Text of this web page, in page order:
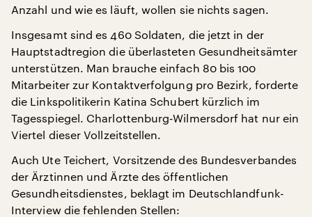
Anzahl und wie es läuft, wollen sie nichts sagen.
Insgesamt sind es 460 Soldaten, die jetzt in der
Hauptstadtregion die überlasteten Gesundheitsämter
unterstützen. Man brauche einfach 80 bis 100
Mitarbeiter zur Kontaktverfolgung pro Bezirk, forderte
die Linkspolitikerin Katina Schubert kürzlich im
Tagesspiegel. Charlottenburg-Wilmersdorf hat nur ein
Viertel dieser Vollzeitstellen.
Auch Ute Teichert, Vorsitzende des Bundesverbandes
der Ärztinnen und Ärzte des öffentlichen
Gesundheitsdienstes, beklagt im Deutschlandfunk-
Interview die fehlenden Stellen: